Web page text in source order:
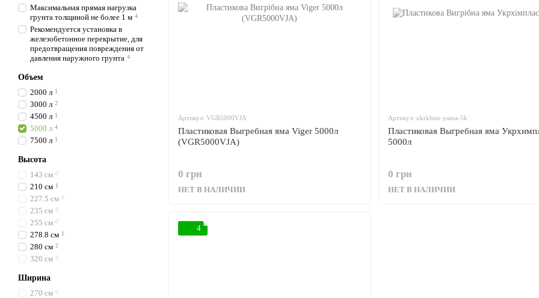
Артикул: VGR5000VJA
Пластиковая Выгребная яма Viger 5000л
(VGR5000VJA)
0 грн
НЕТ В НАЛИЧИИ
Артикул: ukrkhim-yama-5k
Пластиковая Выгребная яма
5000л
0 грн
НЕТ В НАЛИЧИИ
4
Максимальная прямая нагрузка
грунта толщиной не более 1 м 4
Рекомендуется установка в
железобетонное перекрытие, для
предотвращения повреждения от
давления наружного грунта 4
Объем
2000 л 1
3000 л 2
4500 л 1
5000 л 4
7500 л 1
Высота
143 см 0
210 см 1
227.5 см 0
235 см 0
255 см 0
278.8 см 1
280 см 2
320 см 0
Ширина
270 см 0